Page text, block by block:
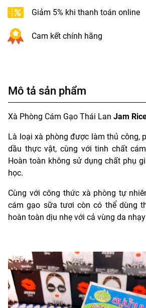
Giảm 5% khi thanh toán online
Cam kết chính hãng
Mô tả sản phẩm
Xà Phòng Cám Gạo Thái Lan Jam
Là loại xà phòng được làm thủ công,
dầu thực vật, cùng với tinh chất
Hoàn toàn không sử dụng chất phụ
học.
Cùng với công thức xà phòng tự
cám gạo sữa tươi còn có thể dùng
hoàn toàn dịu nhẹ với cả vùng da